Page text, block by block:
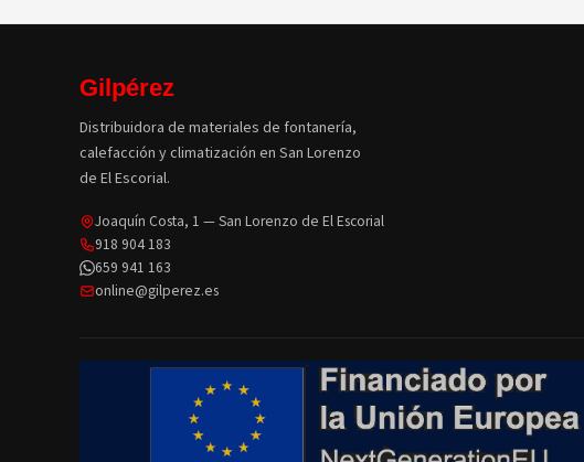
Gilpérez
Distribuidora de materiales de fontanería,
calefacción y climatización en San Lorenzo
de El Escorial.
Joaquín Costa, 1 — San Lorenzo de El Escorial
918 904 183
659 941 163
online@gilperez.es